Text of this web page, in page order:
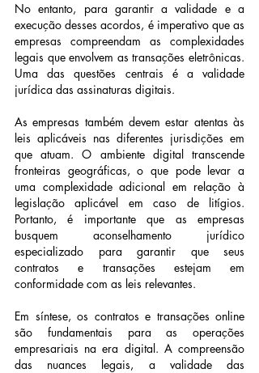
No entanto, para garantir a validade e a
execução desses acordos, é imperativo que as
empresas compreendam as complexidades
legais que envolvem as transações eletrônicas.
Uma das questões centrais é a validade
jurídica das assinaturas digitais.
As empresas também devem estar atentas às
leis aplicáveis nas diferentes jurisdições em
que atuam. O ambiente digital transcende
fronteiras geográficas, o que pode levar a
uma complexidade adicional em relação à
legislação aplicável em caso de litígios.
Portanto, é importante que as empresas
busquem aconselhamento jurídico
especializado para garantir que seus
contratos e transações estejam em
conformidade com as leis relevantes.
Em síntese, os contratos e transações online
são fundamentais para as operações
empresariais na era digital. A compreensão
das nuances legais, a validade das